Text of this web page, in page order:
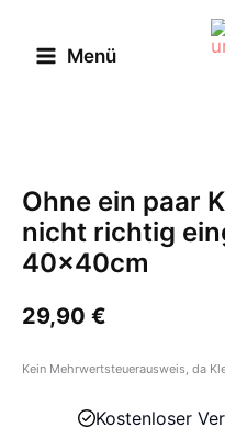
Inhalt
Menü
Ohne ein paar
nicht richtig
40x40cm
29,90 €
Kein Mehrwertsteuerausweis, da
Kostenloser